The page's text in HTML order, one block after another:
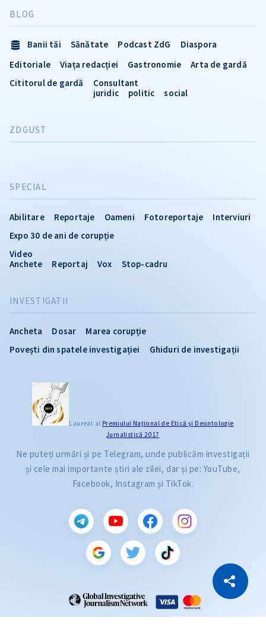
Copiază Link
INVESTIGATII
Ancheta Dosar
Marea corupție
Povești din spatele investigației
Ghiduri de investigații
SPECIAL
Abilitare Reportaje Oameni Fotoreportaje
Interviuri
Expo 30 de ani de corupție
Video
Anchete
Reportaj Vox Stop-cadru
BLOG
Banii tăi Sănătate Podcast ZdG
Diaspora
Editoriale
Viața redacției Gastronomie
Arta de gardă
Cititorul de gardă
Consultant
juridic
politic social
ZDGUST
Laureat al Premiului Naţional de Etică și Deontologie
Jurnalistică 2017
Ne puteți urmări și pe Telegram, unde publicăm investigații
și cele mai importante știri ale zilei, dar și pe: YouTube,
Facebook, Instagram și TikTok.